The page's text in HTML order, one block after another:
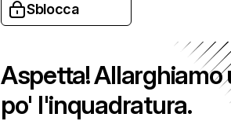
Sblocca
Aspetta! Allarghiamo
po' l'inquadratura.